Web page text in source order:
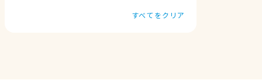
すべてをクリア